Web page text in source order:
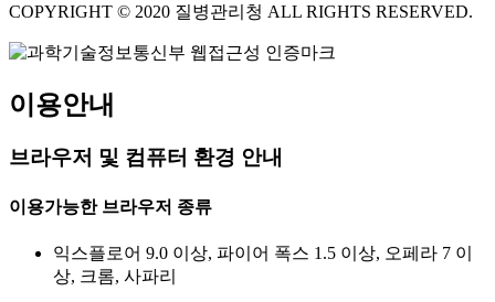
COPYRIGHT © 2020 질병관리청 ALL RIGHTS RESERVED.
이용안내
브라우저 및 컴퓨터 환경 안내
이용가능한 브라우저 종류
익스플로어 9.0 이상, 파이어 폭스 1.5 이상, 오페라 7 이
상, 크롬, 사파리